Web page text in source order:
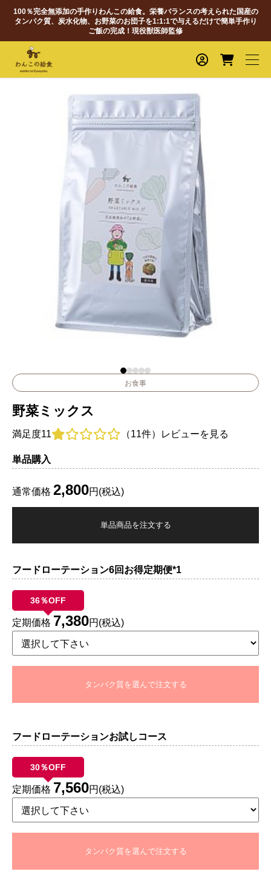
100％完全無添加の手作りわんこの給食。栄養バランスの考えられた国産の
タンパク質、炭水化物、お野菜のお団子を1:1:1で与えるだけで簡単手作り
ご飯の完成！現役獣医師監修
お食事
野菜ミックス
満足度11 （11件） レビューを見る
単品購入
通常価格 2,800円(税込)
単品商品を注文する
フードローテーション6回お得定期便*1
36％OFF
定期価格 7,380円(税込)
タンパク質を選んで注文する
フードローテーションお試しコース
30％OFF
定期価格 7,560円(税込)
タンパク質を選んで注文する